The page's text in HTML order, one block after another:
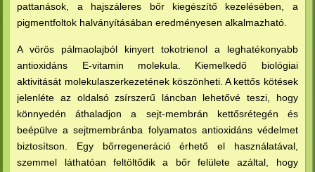
pattanások, a hajszáleres bőr kiegészítő kezelésében, a
pigmentfoltok halványításában eredményesen alkalmazható.
A vörös pálmaolajból kinyert tokotrienol a leghatékonyabb
antioxidáns E-vitamin molekula. Kiemelkedő biológiai
aktivitását molekulaszerkezetének köszönheti. A kettős kötések
jelenléte az oldalsó zsírszerű láncban lehetővé teszi, hogy
könnyedén áthaladjon a sejt-membrán kettősrétegén és
beépülve a sejtmembránba folyamatos antioxidáns védelmet
biztosítson. Egy bőrregeneráció érhető el használatával,
szemmel láthatóan feltöltődik a bőr felülete azáltal, hogy